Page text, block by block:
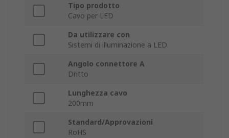
Tipo prodotto
Cavo per LED
Da utilizzare con
Sistemi di illuminazione a LED
Angolo connettore A
Dritto
Lunghezza cavo
200mm
Standard/Approvazioni
RoHS